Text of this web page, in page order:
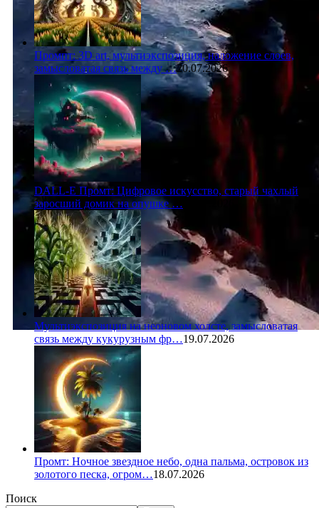
Промпт: 3D art, мультиэкспозиция, наложение слоев,
замысловатая связь между …20.07.2026
DALL-E Промт: Цифровое искусство, старый чахлый
заросший домик на опушке …
Мультиэкспозиция на неоновом холсте, замысловатая
связь между кукурузным фр…19.07.2026
Промт: Ночное звездное небо, одна пальма, островок из
золотого песка, огром…18.07.2026
Поиск